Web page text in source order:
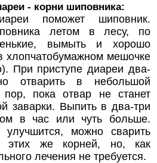
- корни шиповника:
поможет шиповник.
летом в лесу, по
вымыть и хорошо
хлопчатобумажном мешочке
При приступе диареи два-
отварить в небольшой
пока отвар не станет
заварки. Выпить в два-три
в час или чуть больше.
можно сварить
же корней, но, как
лечения не требуется.